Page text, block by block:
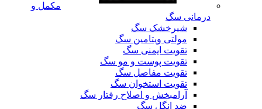
مکمل و
درمانی سگ
شیرخشک سگ
مولتی ویتامین سگ
تقویت ایمنی سگ
تقویت پوست و مو سگ
تقویت مفاصل سگ
تقویت استخوان سگ
آرامبخش و اصلاح رفتار سگ
ضد انگل سگ